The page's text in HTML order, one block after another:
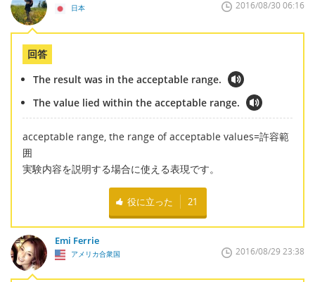
日本 2016/08/30 06:16
回答
The result was in the acceptable range.
The value lied within the acceptable range.
acceptable range, the range of acceptable values=許容範
囲
実験内容を説明する場合に使える表現です。
役に立った 21
Emi Ferrie
アメリカ合衆国 2016/08/29 23:38